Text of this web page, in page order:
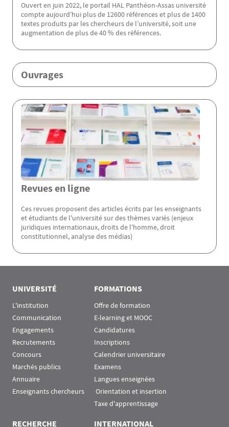
Ouvert en juin 2022, le portail HAL Panthéon-Assas université
compte aujourd’hui plus de 12600 références et plus de 1400
textes produits par les chercheurs de l’université, soit une
augmentation de plus de 40 % des références.
Ouvrages
Revues en ligne
Ces revues proposent des articles écrits par les enseignants
et étudiants de l'université sur des thèmes variés (enjeux
juridiques internationaux, droits de l'homme, droit
constitutionnel, analyse des médias)
UNIVERSITÉ
L'institution
Communication
Engagements
Recrutements
Concours
Marchés publics
Annuaire
Enseignants chercheurs
FORMATIONS
Offre de formation
E-learning et MOOC
Candidatures
Inscriptions
Calendrier universitaire
Examens
Langues enseignées
Orientation et insertion
Taxe d'apprentissage
RECHERCHE INTERNATIONAL